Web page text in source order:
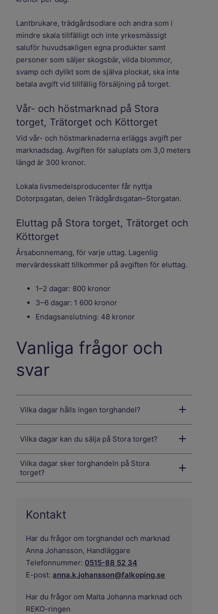
Lantbrukare, trädgårdsodlare och andra som i
mindre skala tillfälligt och inte yrkesmässigt
saluför huvudsakligen egna produkter samt
personer som säljer skogsbär, vilda blommor,
svamp och dylikt som de själva plockat, ska inte
betala avgift vid tillfällig försäljning på torget.
Vår- och höstmarknad på Stora
torget, Trätorget och Köttorget
Vid vår- och höstmarknaderna erläggs avgift per
marknadsdag. Avgiften för saluplats om 3,0 meters
längd är 300 kronor.
Lokala livsmedelsproducenter får nyttja
Dotorpsgatan, delen Trädgårdsgatan–Storgatan.
Eluttag på Stora torget, Trätorget och
Köttorget
Årsabonnemang, för varje uttag. Lagenlig
mervärdesskatt tillkommer på avgiften för eluttag.
1–2 dagar: 800 kronor
3–6 dagar: 1 600 kronor
Endagsanslutning: 48 kronor
Vanliga frågor och
svar
Vilka dagar hålls ingen torghandel?
Vilka dagar kan du sälja på Stora torget?
Vilka dagar sker torghandeln på Stora
torget?
Kontakt
Har du frågor om torghandel och marknad
Anna Johansson, Handläggare
Telefonnummer: 0515-88 52 34
E-post: anna.k.johansson@falkoping.se
Har du frågor om Malta Johanna marknad och
REKO-ringen